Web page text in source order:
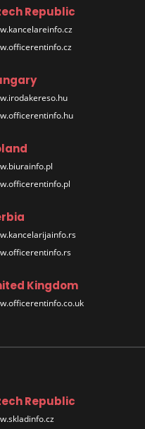
Republic
Kingdom
Republic